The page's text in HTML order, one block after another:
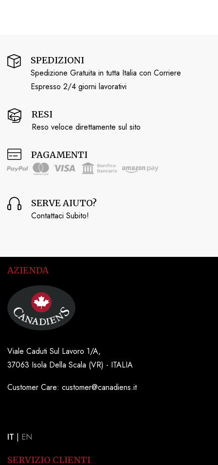
SPEDIZIONI
Spedizione Gratuita in tutta Italia con Corriere
Espresso 2/4 giorni lavorativi
RESI
Reso veloce direttamente sul sito
PAGAMENTI
SERVE AIUTO?
Contattaci Subito!
AZIENDA
Viale Caduti Sul Lavoro 1/A,
37063 Isola Della Scala (VR) - ITALIA
Customer Care: customer@canadiens.it
IT | EN
SERVIZIO CLIENTI